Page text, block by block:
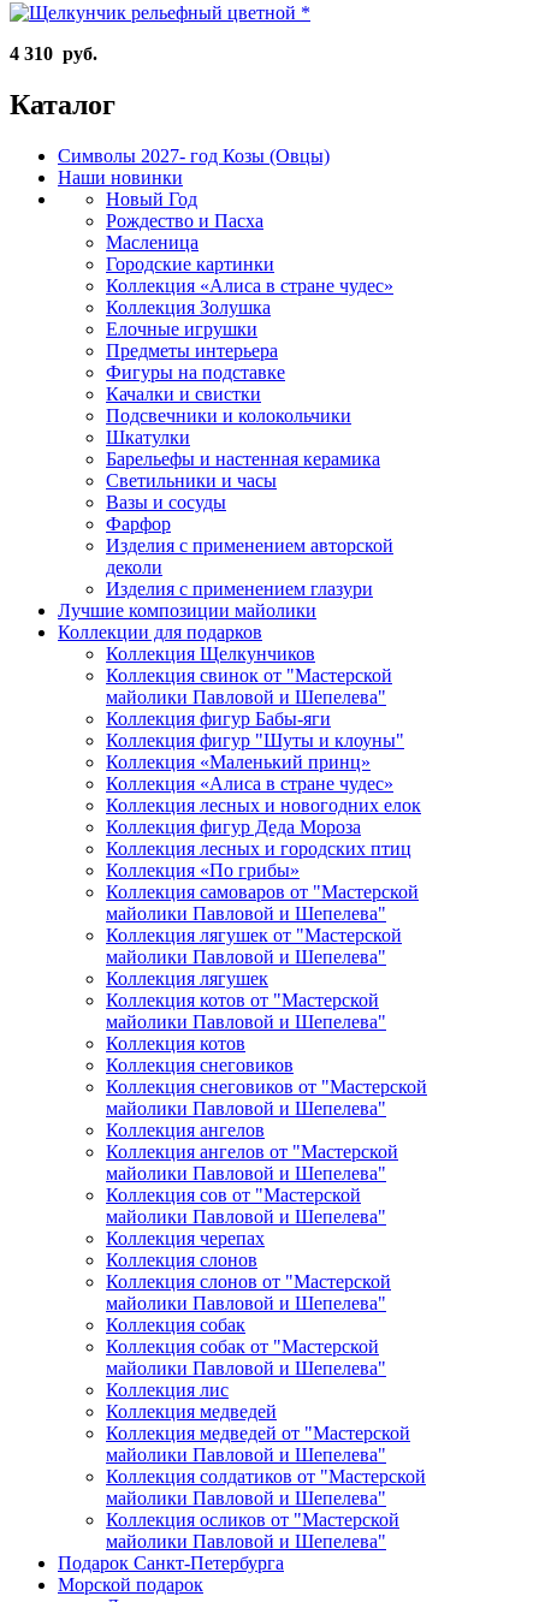
4 310 руб.
Каталог
Символы 2027- год Козы (Овцы)
Наши новинки
Новый Год
Рождество и Пасха
Масленица
Городские картинки
Коллекция «Алиса в стране чудес»
Коллекция Золушка
Елочные игрушки
Предметы интерьера
Фигуры на подставке
Качалки и свистки
Подсвечники и колокольчики
Шкатулки
Барельефы и настенная керамика
Светильники и часы
Вазы и сосуды
Фарфор
Изделия с применением авторской
деколи
Изделия с применением глазури
Лучшие композиции майолики
Коллекции для подарков
Коллекция Щелкунчиков
Коллекция свинок от "Мастерской
майолики Павловой и Шепелева"
Коллекция фигур Бабы-яги
Коллекция фигур "Шуты и клоуны"
Коллекция «Маленький принц»
Коллекция «Алиса в стране чудес»
Коллекция лесных и новогодних елок
Коллекция фигур Деда Мороза
Коллекция лесных и городских птиц
Коллекция «По грибы»
Коллекция самоваров от "Мастерской
майолики Павловой и Шепелева"
Коллекция лягушек от "Мастерской
майолики Павловой и Шепелева"
Коллекция лягушек
Коллекция котов от "Мастерской
майолики Павловой и Шепелева"
Коллекция котов
Коллекция снеговиков
Коллекция снеговиков от "Мастерской
майолики Павловой и Шепелева"
Коллекция ангелов
Коллекция ангелов от "Мастерской
майолики Павловой и Шепелева"
Коллекция сов от "Мастерской
майолики Павловой и Шепелева"
Коллекция черепах
Коллекция слонов
Коллекция слонов от "Мастерской
майолики Павловой и Шепелева"
Коллекция собак
Коллекция собак от "Мастерской
майолики Павловой и Шепелева"
Коллекция лис
Коллекция медведей
Коллекция медведей от "Мастерской
майолики Павловой и Шепелева"
Коллекция солдатиков от "Мастерской
майолики Павловой и Шепелева"
Коллекция осликов от "Мастерской
майолики Павловой и Шепелева"
Подарок Санкт-Петербурга
Морской подарок